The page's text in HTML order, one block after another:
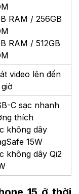
RAM / 256GB
RAM / 512GB
video lên đến
C sạc nhanh
thích
không dây
15W
không dây Qi2